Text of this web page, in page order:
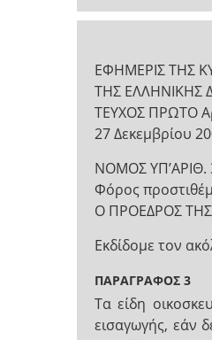
ΕΦΗΜΕΡΙΣ ΤΗΣ
ΤΗΣ ΕΛΛΗΝΙΚΗΣ
ΤΕΥΧΟΣ ΠΡΩΤΟ
27 Δεκεμβρίου
NOMOΣ ΥΠ’ΑΡΙΘ.
Φόρος
Ο ΠΡΟΕΔΡΟΣ
Εκδίδομε τον
ΠΑΡΑΓΡΑΦΟΣ 3
Τα είδη
εισαγωγής, εάν